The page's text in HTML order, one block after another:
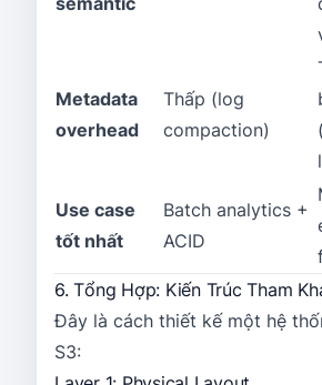
Metadata
overhead
Thấp (log
compaction)
Use case
tốt nhất
Batch analytics +
ACID
6. Tổng Hợp: Kiến Trúc Tham
Đây là cách thiết kế một hệ
S3: